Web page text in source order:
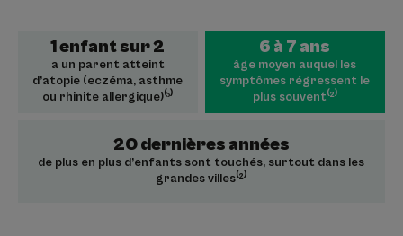
1 enfant sur 2
a un parent atteint
d’atopie (eczéma, asthme
ou rhinite allergique)⁽⁵⁾
6 à 7 ans
âge moyen auquel les
symptômes régressent le
plus souvent⁽²⁾
20 dernières années
de plus en plus d’enfants sont touchés, surtout dans les
grandes villes⁽²⁾